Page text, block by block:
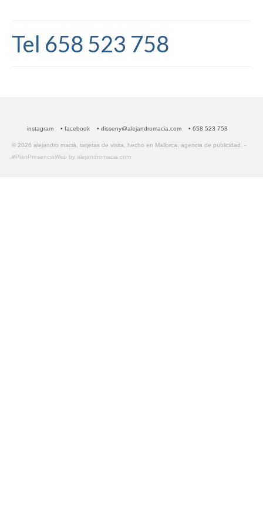
Tel 658 523 758
instagram • facebook • disseny@alejandromacia.com • 658 523 758
© 2026 alejandro macià, tarjetas de visita, hecho en Mallorca, agencia de publicidad. -
#PlanPresenciaWeb by alejandromacia.com